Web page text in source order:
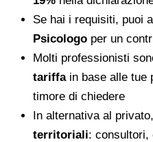
Se hai i requisiti, puoi
Psicologo per un
Molti professionisti
tariffain base alle tue
timore di chiedere
In alternativa al
territoriali: consultori,